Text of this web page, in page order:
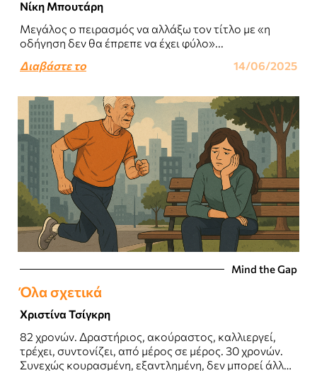
Νίκη Μπουτάρη
Μεγάλος ο πειρασμός να αλλάξω τον τίτλο με «η
οδήγηση δεν θα έπρεπε να έχει φύλο»...
Διαβάστε το
14/06/2025
Mind the Gap
Όλα σχετικά
Χριστίνα Τσίγκρη
82 χρονών. Δραστήριος, ακούραστος, καλλιεργεί,
τρέχει, συντονίζει, από μέρος σε μέρος. 30 χρονών.
Συνεχώς κουρασμένη, εξαντλημένη, δεν μπορεί άλλο,